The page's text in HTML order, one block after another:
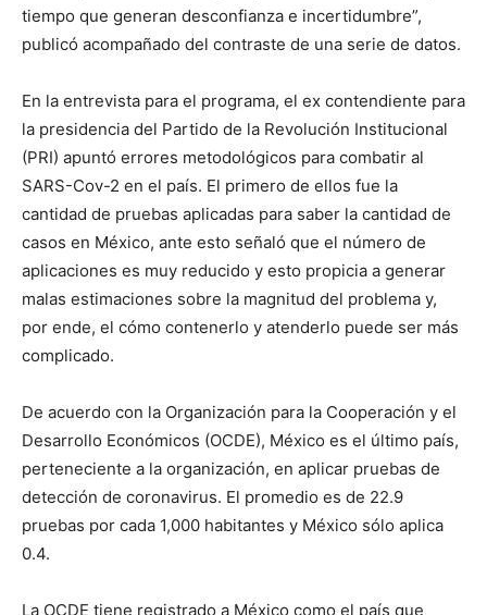
tiempo que generan desconfianza e incertidumbre”,
publicó acompañado del contraste de una serie de datos.
En la entrevista para el programa, el ex contendiente para
la presidencia del Partido de la Revolución Institucional
(PRI) apuntó errores metodológicos para combatir al
SARS-Cov-2 en el país. El primero de ellos fue la
cantidad de pruebas aplicadas para saber la cantidad de
casos en México, ante esto señaló que el número de
aplicaciones es muy reducido y esto propicia a generar
malas estimaciones sobre la magnitud del problema y,
por ende, el cómo contenerlo y atenderlo puede ser más
complicado.
De acuerdo con la Organización para la Cooperación y el
Desarrollo Económicos (OCDE), México es el último país,
perteneciente a la organización, en aplicar pruebas de
detección de coronavirus. El promedio es de 22.9
pruebas por cada 1,000 habitantes y México sólo aplica
0.4.
La OCDE tiene registrado a México como el país que